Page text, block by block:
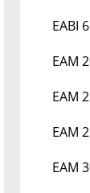
EABI
EAM
EAM
EAM
EAM